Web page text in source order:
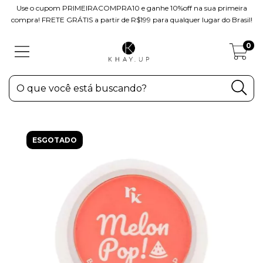
Use o cupom PRIMEIRACOMPRA10 e ganhe 10%off na sua primeira
compra! FRETE GRÁTIS a partir de R$199 para qualquer lugar do Brasil!
0
ESGOTADO